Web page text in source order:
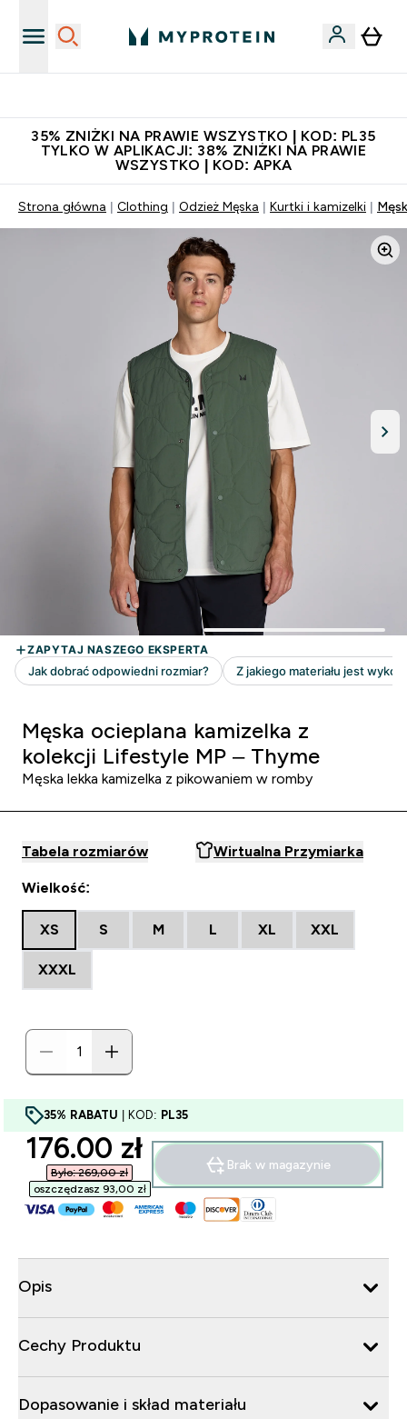
35% ZNIŻKI NA PRAWIE WSZYSTKO | KOD: PL35
TYLKO W APLIKACJI: 38% ZNIŻKI NA PRAWIE
WSZYSTKO | KOD: APKA
Strona główna Clothing Odzież Męska Kurtki i kamizelki
Męska ocieplana kamizelka z
kolekcji Lifestyle MP – Thyme
Męska lekka kamizelka z pikowaniem w romby
Tabela rozmiarów Wirtualna Przymiarka
Wielkość:
XS S M L XL XXL
XXXL
35% RABATU | KOD: PL35
discounted price
176.00 zł‎
Było: 269,00 zł‎
oszczędzasz 93,00 zł‎
Brak w magazynie
Opis
Cechy Produktu
Dopasowanie i skład materiału